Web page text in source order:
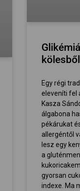
Egy régi
eleveníti fel
Kasza
álgabona
pékárukat
allergéntől
lesz egy
a
gyorsan
indexe. Ma